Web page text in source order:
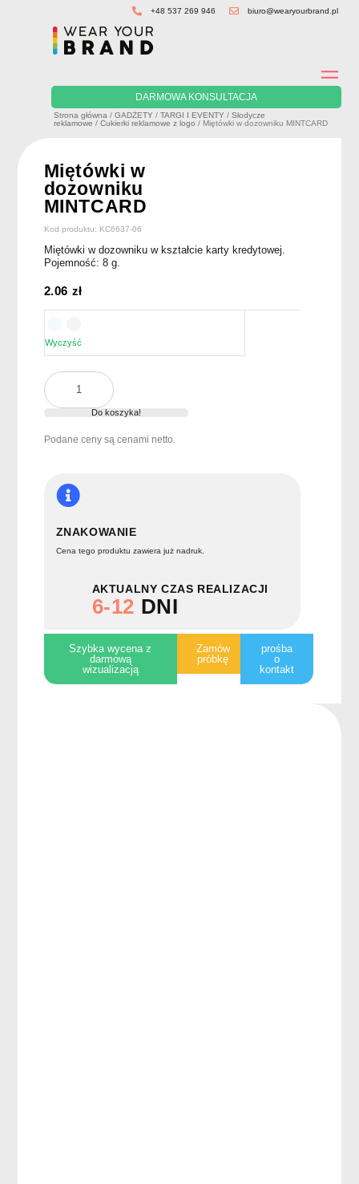
+48 537 269 946 biuro@wearyourbrand.pl
DARMOWA KONSULTACJA
Strona główna /GADŻETY /TARGI I EVENTY /Słodycze
reklamowe /Cukierki reklamowe z logo / Miętówki w dozowniku MINTCARD
Miętówki w
dozowniku
MINTCARD
Kod produktu: KC6637-06
Miętówki w dozowniku w kształcie karty kredytowej.
Pojemność: 8 g.
2.06 zł
Wyczyść
ilość
Miętówki
MINTCARD
Do koszyka!
Podane ceny są cenami netto.
ZNAKOWANIE
Cena tego produktu zawiera już nadruk.
AKTUALNY CZAS REALIZACJI
6-12 DNI
Szybka wycena z
darmową
wizualizacją
Zamów
próbkę
prośba
o
kontakt